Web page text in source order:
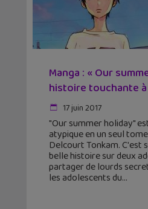
Manga : « Our
histoire touchante
17 juin 2017
"Our summer holiday"
atypique en un seul
Delcourt Tonkam. C'est
belle histoire sur deux
partager de lourds
les adolescents du